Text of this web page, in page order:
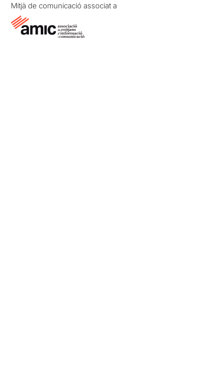
Mitjà de comunicació associat a